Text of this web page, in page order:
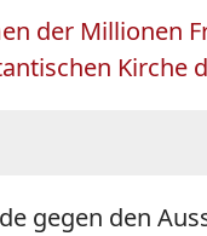
der Millionen
Kirche
gegen den